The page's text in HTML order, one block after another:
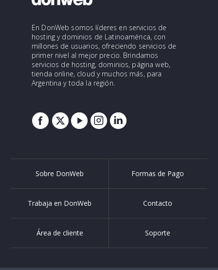
En DonWeb somos líderes en servicios de
hosting y dominios de Latinoamérica, con
millones de usuarios, ofreciendo servicios de
primer nivel al mejor precio. Brindamos
servicios de hosting, dominios, página web,
tienda online, cloud y muchos más, para
Argentina y toda la región.
Sobre DonWeb Formas de Pago
Trabaja en DonWeb Contacto
Área de cliente Soporte